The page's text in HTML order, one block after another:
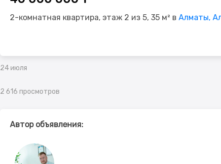
2-комнатная квартира, этаж 2 из 5, 35 м² в Алматы,
24 июля
2 616 просмотров
Автор объявления: